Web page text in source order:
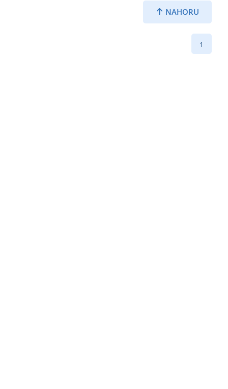
NAHORU
1